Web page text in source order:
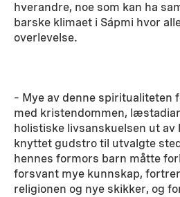
hverandre, noe som kan ha
barske klimaet i Sápmi hvor
overlevelse.
– Mye av denne spiritualiteten
med kristendommen,
holistiske livsanskuelsen ut av
knyttet gudstro til utvalgte
hennes formors barn måtte
forsvant mye kunnskap,
religionen og nye skikker, og